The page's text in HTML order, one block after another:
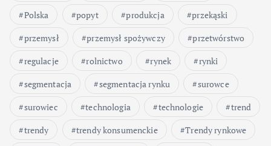
Polska
popyt produkcja
przekąski
przemysł
przemysł spożywczy
przetwórstwo
regulacje
rolnictwo rynek
rynki
segmentacja
segmentacja rynku
surowce
surowiec
technologia technologie
trend
trendy
trendy konsumenckie
Trendy rynkowe